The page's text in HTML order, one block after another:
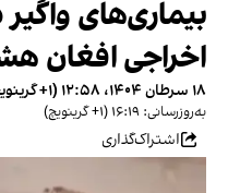
بیماری‌های
اخراجی افغان
۱۸ سرطان ۱۴۰۴، ۱۲:۵۸ (‎+۱ گرینویچ)
به‌روزرسانی: ۱۶:۱۹ (‎+۱ گرینویچ)
اشتراک‌گذاری